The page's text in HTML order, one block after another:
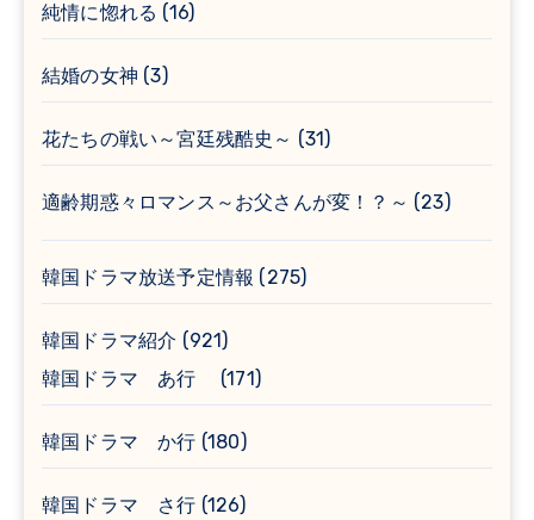
純情に惚れる (16)
結婚の女神 (3)
花たちの戦い～宮廷残酷史～ (31)
適齢期惑々ロマンス～お父さんが変！？～ (23)
韓国ドラマ放送予定情報 (275)
韓国ドラマ紹介 (921)
韓国ドラマ あ行
(171)
韓国ドラマ か行 (180)
韓国ドラマ さ行 (126)